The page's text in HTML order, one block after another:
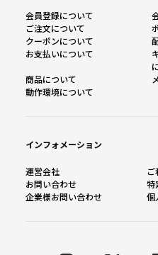
会員登録について
ご注文について
クーポンについて
お支払いについて
商品について
動作環境について
インフォメーション
運営会社
ご
お問い合わせ
特
企業様お問い合わせ
個